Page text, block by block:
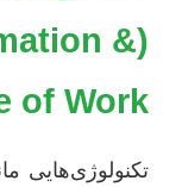
&
of Work)
تکنولوژی‌هایی